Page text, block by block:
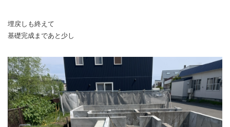
埋戻しも終えて
基礎完成まであと少し